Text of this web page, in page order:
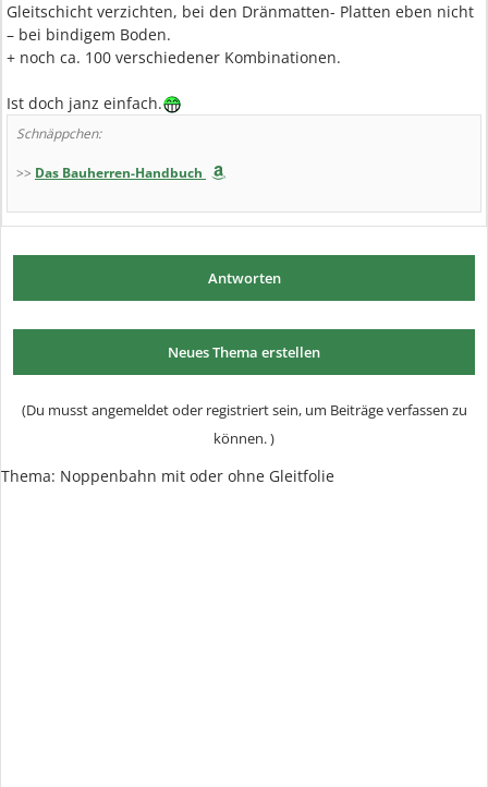
Gleitschicht verzichten, bei den Dränmatten- Platten eben nicht
– bei bindigem Boden.
+ noch ca. 100 verschiedener Kombinationen.
Ist doch janz einfach.
Schnäppchen:
>> Das Bauherren-Handbuch
Antworten
Neues Thema erstellen
(Du musst angemeldet oder registriert sein, um Beiträge verfassen zu
können. )
Thema: Noppenbahn mit oder ohne Gleitfolie